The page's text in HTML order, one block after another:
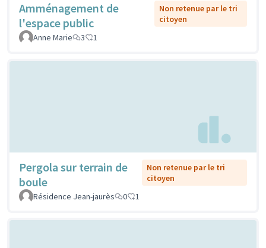
Amménagement de
l'espace public
Non retenue par le tri
citoyen
Anne Marie
3 1
Pergola sur terrain de
boule
Non retenue par le tri
citoyen
Résidence Jean-jaurès
0 1